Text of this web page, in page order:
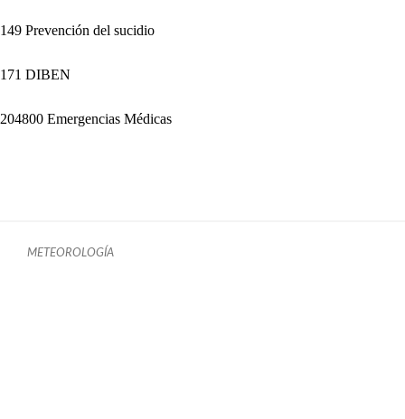
149 Prevención del sucidio
171 DIBEN
204800 Emergencias Médicas
METEOROLOGÍA